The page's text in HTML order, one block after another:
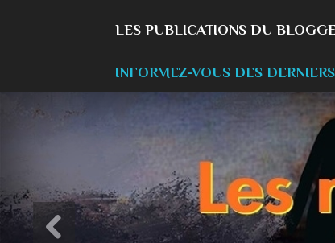
LES PUBLICATIONS DU
INFORMEZ-VOUS DES